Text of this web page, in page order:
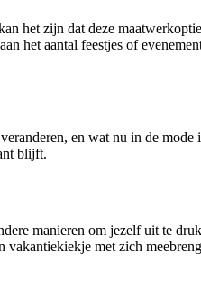
het zijn dat deze
het aantal feestjes of
en wat nu in de
blijft.
manieren om jezelf uit te
vakantiekiekje met zich